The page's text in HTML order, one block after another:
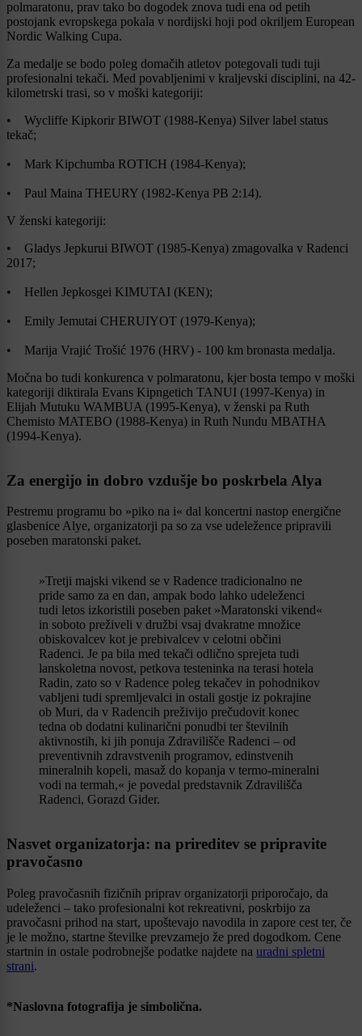
polmaratonu, prav tako bo dogodek znova tudi ena od petih
postojank evropskega pokala v nordijski hoji pod okriljem European
Nordic Walking Cupa.
Za medalje se bodo poleg domačih atletov potegovali tudi tuji
profesionalni tekači. Med povabljenimi v kraljevski disciplini, na 42-
kilometrski trasi, so v moški kategoriji:
• Wycliffe Kipkorir BIWOT (1988-Kenya) Silver label status
tekač;
• Mark Kipchumba ROTICH (1984-Kenya);
• Paul Maina THEURY (1982-Kenya PB 2:14).
V ženski kategoriji:
• Gladys Jepkurui BIWOT (1985-Kenya) zmagovalka v Radenci
2017;
• Hellen Jepkosgei KIMUTAI (KEN);
• Emily Jemutai CHERUIYOT (1979-Kenya);
• Marija Vrajić Trošić 1976 (HRV) - 100 km bronasta medalja.
Močna bo tudi konkurenca v polmaratonu, kjer bosta tempo v moški
kategoriji diktirala Evans Kipngetich TANUI (1997-Kenya) in
Elijah Mutuku WAMBUA (1995-Kenya), v ženski pa Ruth
Chemisto MATEBO (1988-Kenya) in Ruth Nundu MBATHA
(1994-Kenya).
Za energijo in dobro vzdušje bo poskrbela Alya
Pestremu programu bo »piko na i« dal koncertni nastop energične
glasbenice Alye, organizatorji pa so za vse udeležence pripravili
poseben maratonski paket.
»Tretji majski vikend se v Radence tradicionalno ne
pride samo za en dan, ampak bodo lahko udeleženci
tudi letos izkoristili poseben paket »Maratonski vikend«
in soboto preživeli v družbi vsaj dvakratne množice
obiskovalcev kot je prebivalcev v celotni občini
Radenci. Je pa bila med tekači odlično sprejeta tudi
lanskoletna novost, petkova testeninka na terasi hotela
Radin, zato so v Radence poleg tekačev in pohodnikov
vabljeni tudi spremljevalci in ostali gostje iz pokrajine
ob Muri, da v Radencih preživijo prečudovit konec
tedna ob dodatni kulinarični ponudbi ter številnih
aktivnostih, ki jih ponuja Zdravilišče Radenci – od
preventivnih zdravstvenih programov, edinstvenih
mineralnih kopeli, masaž do kopanja v termo-mineralni
vodi na termah,« je povedal predstavnik Zdravilišča
Radenci, Gorazd Gider.
Nasvet organizatorja: na prireditev se pripravite
pravočasno
Poleg pravočasnih fizičnih priprav organizatorji priporočajo, da
udeleženci – tako profesionalni kot rekreativni, poskrbijo za
pravočasni prihod na start, upoštevajo navodila in zapore cest ter, če
je le možno, startne številke prevzamejo že pred dogodkom. Cene
startnin in ostale podrobnejše podatke najdete na uradni spletni
strani.
*Naslovna fotografija je simbolična.